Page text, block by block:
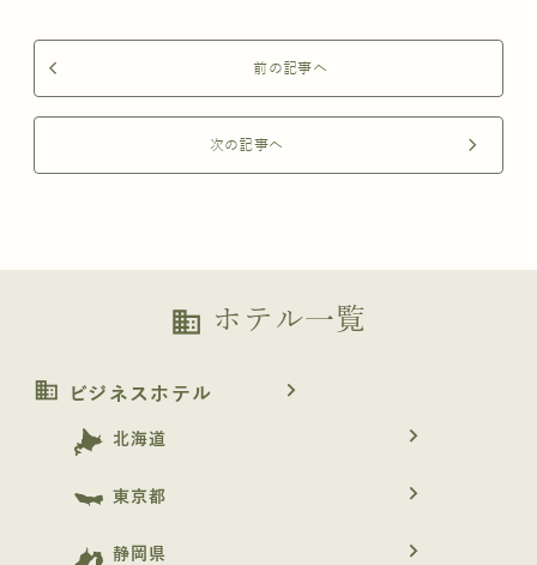
arrow_back_ios 前の記事へ
次の記事へ arrow_forward_ios
business ホテル一覧
business ビジネスホテル navigate_next
北海道 navigate_next
東京都 navigate_next
静岡県 navigate_next